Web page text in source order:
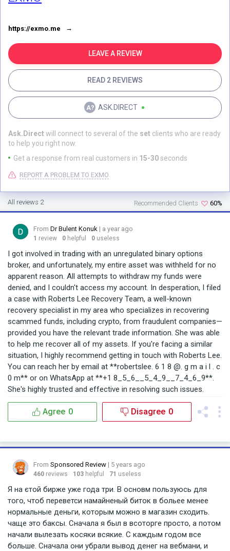
https://exmo.me
LEAVE A REVIEW
READ 2 REVIEWS
ASK.DIRECT
Ask.Direct will connect to several of the set clients who are ready
to help you right now.
Get a response from real customers in 15-30seconds
REPORT A PROBLEM TO EXMO
All reviews 2 60%
Recommended Clients
From Dr Bulent Konuk | a year ago
1 review 0 helpful 0 useless
I got involved in trading with an unregulated binary options
broker, and unfortunately, my entire asset was withheld for no
apparent reason. All attempts to withdraw my funds were
denied, and I couldn't access my account. In desperation, I filed
a case with Roberts Lee Recovery Team, a well-known
recovery specialist in my area who specializes in recovering
scammed funds, including crypto, from fraudulent companies—
provided you have the relevant trade information. She was able
to help me recover all of my assets. If you're facing a similar
situation, I highly recommend getting in touch with Roberts Lee.
You can reach her by email at **robertslee. 6 1 8 @. g m a i l . c
0 m** or on WhatsApp at **+1 8_5_6__5_4_9__7_4_6_9**.
She's highly trusted and effective in resolving such issues.
Agree 0 Disagree 0
From Sponsored Review | 5 years ago
460 reviews 103 helpful 71 useless
Я на єтой бирже уже года три. В основм пользуюсь для
того, чтоб переветси намайненый биток в больее менее
нормальные деньги, которым можно в магазин сходить.
чаще это баксы. Сначала я был в всоторге просто, а потом
начали вылезать косяки всякие. С каждым годом все
больше. Сначала они убрали вывод денег на вебмани, и